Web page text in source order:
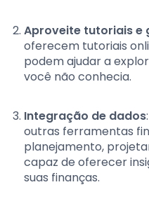
Aproveite tutoriais e
oferecem tutoriais
podem ajudar a
você não conhecia.
Integração de dados
outras ferramentas
planejamento,
capaz de oferecer
suas finanças.